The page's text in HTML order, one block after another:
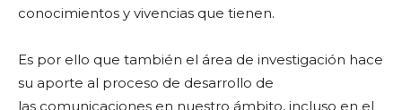
conocimientos y vivencias que tienen.
Es por ello que también el área de investigación hace
su aporte al proceso de desarrollo de
las comunicaciones en nuestro ámbito, incluso en el